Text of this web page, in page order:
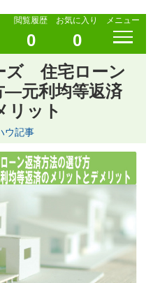
閲覧履歴
0
お気に入り
0
メニュー
ズ 住宅ローン
—元利均等返済
リット
ウ記事